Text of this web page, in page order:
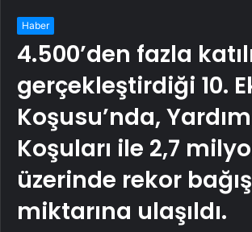
Haber
4.500’den fazla
gerçekleştirdiği 10.
Koşusu’nda, Yardım
Koşuları ile 2,7
üzerinde rekor bağış
miktarına ulaşıldı.